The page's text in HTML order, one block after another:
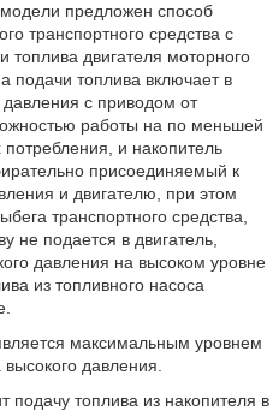
предложен способ
транспортного средства с
топлива двигателя моторного
подачи топлива включает в
с приводом от
работы на по меньшей
и накопитель
присоединяемый к
и двигателю, при этом
транспортного средства,
не подается в двигатель,
давления на высоком уровне
из топливного насоса
максимальным уровнем
давления.
подачу топлива из накопителя в